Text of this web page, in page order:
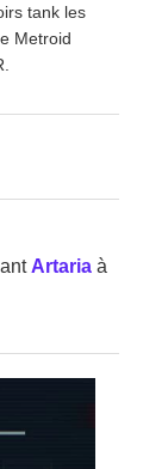
tank les
Metroid
Artaria à